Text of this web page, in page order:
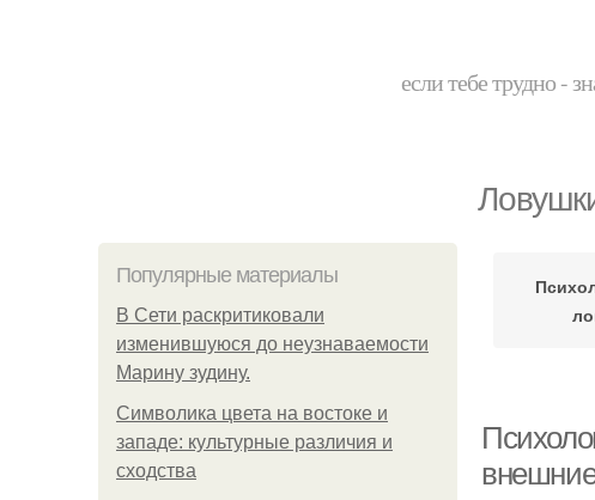
если тебе трудно -
Популярные материалы
В Сети раскритиковали
изменившуюся до неузнаваемости
Марину зудину.
Символика цвета на востоке и
западе: культурные различия и
сходства